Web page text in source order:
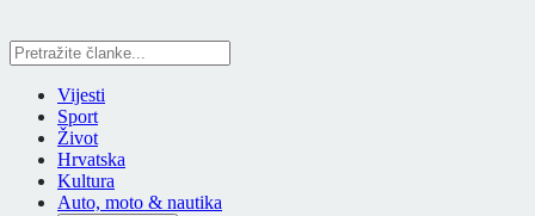
Vijesti
Sport
Život
Hrvatska
Kultura
Auto, moto & nautika